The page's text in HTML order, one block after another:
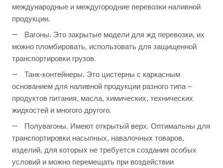
международные и междугородние перевозки наливной
продукции.
Вагоны. Это закрытые модели для жд перевозки, их
можно пломбировать, использовать для защищенной
транспортировки грузов.
Танк-контейнеры. Это цистерны с каркасным
основанием для наливной продукции разного типа –
продуктов питания, масла, химических, технических
жидкостей и многого другого.
Полувагоны. Имеют открытый верх. Оптимальны для
транспортировки насыпных, навалочных товаров,
изделий, для которых не требуется создания особых
условий и можно перемещать при воздействии